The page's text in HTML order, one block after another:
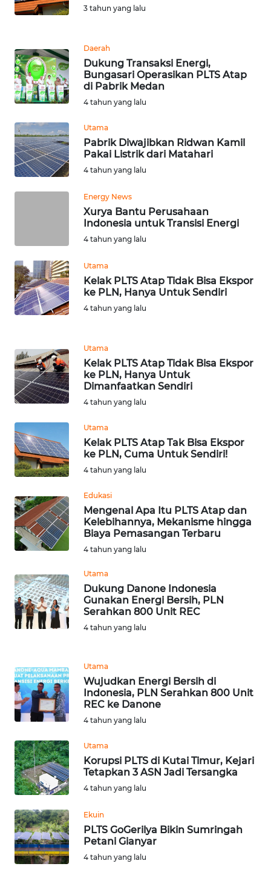
3 tahun yang lalu
Daerah
Dukung Transaksi Energi,
Bungasari Operasikan PLTS Atap
di Pabrik Medan
4 tahun yang lalu
Utama
Pabrik Diwajibkan Ridwan Kamil
Pakai Listrik dari Matahari
4 tahun yang lalu
Energy News
Xurya Bantu Perusahaan
Indonesia untuk Transisi Energi
4 tahun yang lalu
Utama
Kelak PLTS Atap Tidak Bisa Ekspor
ke PLN, Hanya Untuk Sendiri
4 tahun yang lalu
Utama
Kelak PLTS Atap Tidak Bisa Ekspor
ke PLN, Hanya Untuk
Dimanfaatkan Sendiri
4 tahun yang lalu
Utama
Kelak PLTS Atap Tak Bisa Ekspor
ke PLN, Cuma Untuk Sendiri!
4 tahun yang lalu
Edukasi
Mengenal Apa Itu PLTS Atap dan
Kelebihannya, Mekanisme hingga
Biaya Pemasangan Terbaru
4 tahun yang lalu
Utama
Dukung Danone Indonesia
Gunakan Energi Bersih, PLN
Serahkan 800 Unit REC
4 tahun yang lalu
Utama
Wujudkan Energi Bersih di
Indonesia, PLN Serahkan 800 Unit
REC ke Danone
4 tahun yang lalu
Utama
Korupsi PLTS di Kutai Timur, Kejari
Tetapkan 3 ASN Jadi Tersangka
4 tahun yang lalu
Ekuin
PLTS GoGerilya Bikin Sumringah
Petani Gianyar
4 tahun yang lalu
WN
WN
KALTARA
WN
WN
KALTIM
WN
SULUT
WN
MALUT
WN
DAIRI
WN
DANAU
WN
NIAS
LANGKAT
WN
TAPANULI
WN
TANJUNG
LESUNG
KARO
WN
SIMALUNGUN
WN
LABUHANBATU
WN